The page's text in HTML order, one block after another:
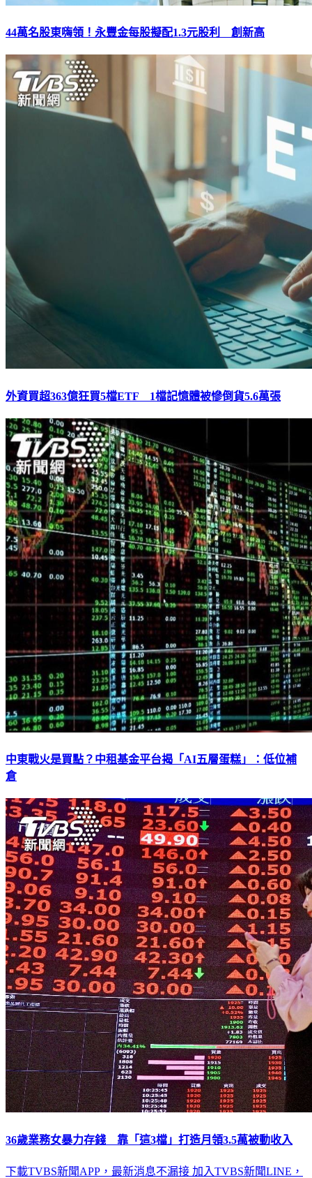
44萬名股東嗨領！永豐金每股擬配1.3元股利 創新高
外資買超363億狂買5檔ETF 1檔記憶體被慘倒貨5.6萬張
中東戰火是買點？中租基金平台揭「AI五層蛋糕」：低位補
倉
36歲業務女暴力存錢 靠「這3檔」打造月領3.5萬被動收入
下載TVBS新聞APP，最新消息不漏接 加入TVBS新聞LINE，